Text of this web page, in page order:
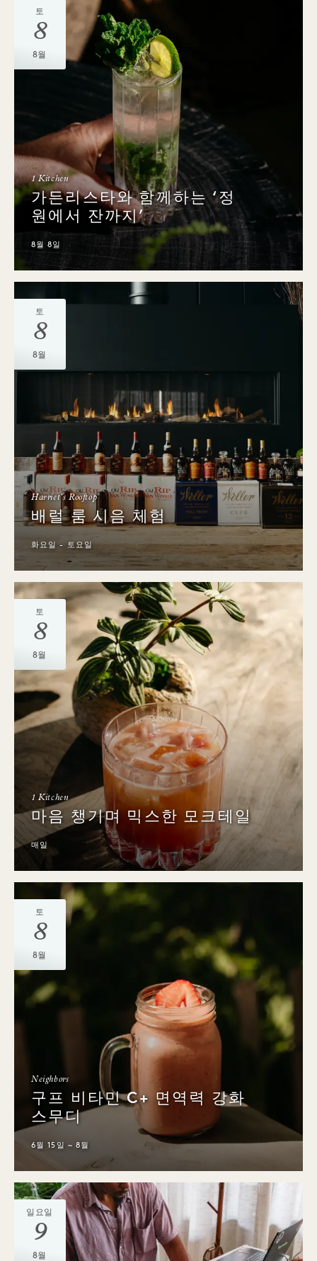
토
8
8월
1 Kitchen
가든리스타와 함께하는 ‘정
원에서 잔까지’
8월 8일
토
8
8월
Harriet's Rooftop
배럴 룸 시음 체험
화요일 - 토요일
토
8
8월
1 Kitchen
마음 챙기며 믹스한 모크테일
매일
토
8
8월
Neighbors
구프 비타민 C+ 면역력 강화
스무디
6월 15일 ~ 8월
일요일
9
8월